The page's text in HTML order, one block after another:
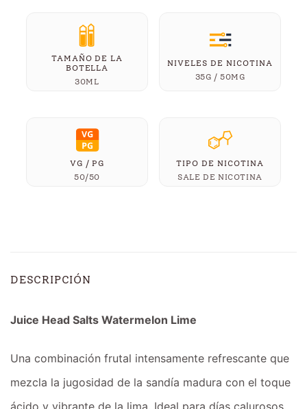
TAMAÑO DE LA
BOTELLA
30ML
NIVELES DE NICOTINA
35G / 50MG
VG / PG
50/50
TIPO DE NICOTINA
SALE DE NICOTINA
DESCRIPCIÓN
Juice Head Salts Watermelon Lime
Una combinación frutal intensamente refrescante que
mezcla la jugosidad de la sandía madura con el toque
ácido y vibrante de la lima. Ideal para días calurosos,